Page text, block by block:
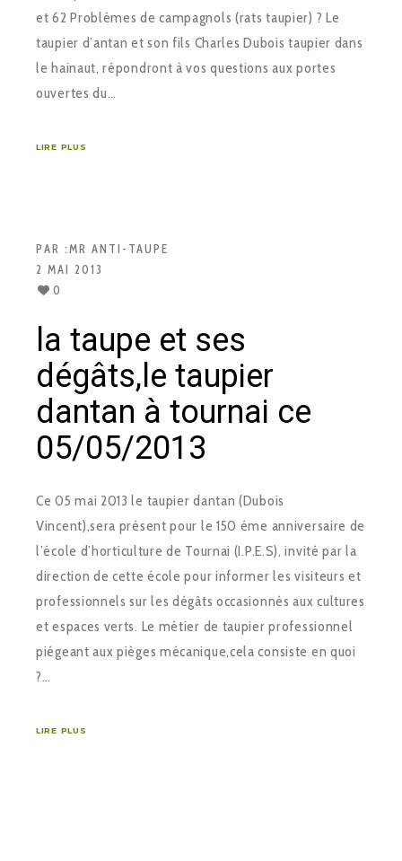
et 62 Problèmes de campagnols (rats taupier) ? Le
taupier d’antan et son fils Charles Dubois taupier dans
le hainaut, répondront à vos questions aux portes
ouvertes du…
LIRE PLUS
PAR :MR ANTI-TAUPE
2 MAI 2013
0
la taupe et ses
dégâts,le taupier
dantan à tournai ce
05/05/2013
Ce 05 mai 2013 le taupier dantan (Dubois
Vincent),sera présent pour le 150 éme anniversaire de
l’école d’horticulture de Tournai (I.P.E.S), invité par la
direction de cette école pour informer les visiteurs et
professionnels sur les dégâts occasionnés aux cultures
et espaces verts. Le métier de taupier professionnel
piégeant aux pièges mécanique,cela consiste en quoi
?…
LIRE PLUS